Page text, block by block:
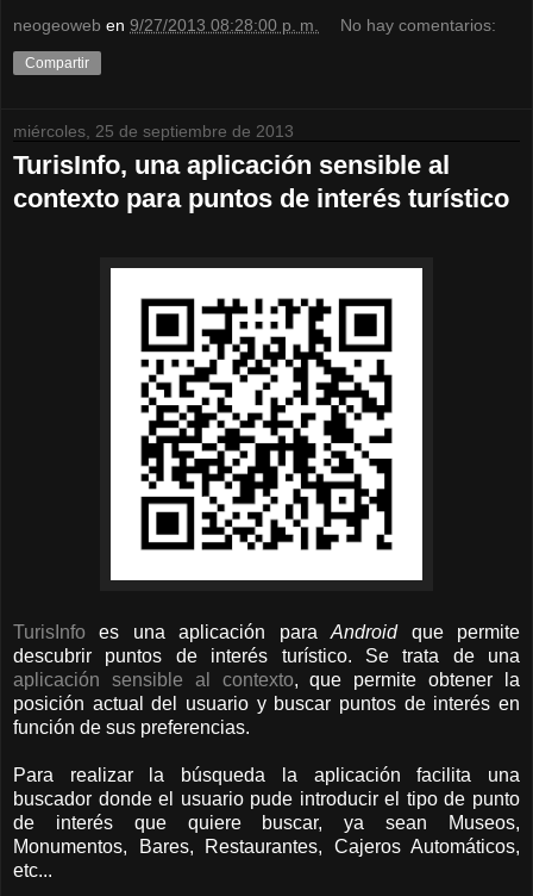
neogeoweb en 9/27/2013 08:28:00 p. m. No hay comentarios:
Compartir
miércoles, 25 de septiembre de 2013
TurisInfo, una aplicación sensible al
contexto para puntos de interés turístico
TurisInfo es una aplicación paraAndroid que permite
descubrir puntos de interés turístico. Se trata de una
aplicación sensible al contexto, que permite obtener la
posición actual del usuario y buscar puntos de interés en
función de sus preferencias.
Para realizar la búsqueda la aplicación facilita una
buscador donde el usuario pude introducir el tipo de punto
de interés que quiere buscar, ya sean Museos,
Monumentos, Bares, Restaurantes, Cajeros Automáticos,
etc...